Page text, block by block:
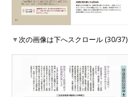
▼次の画像は下へスクロール (30/37)